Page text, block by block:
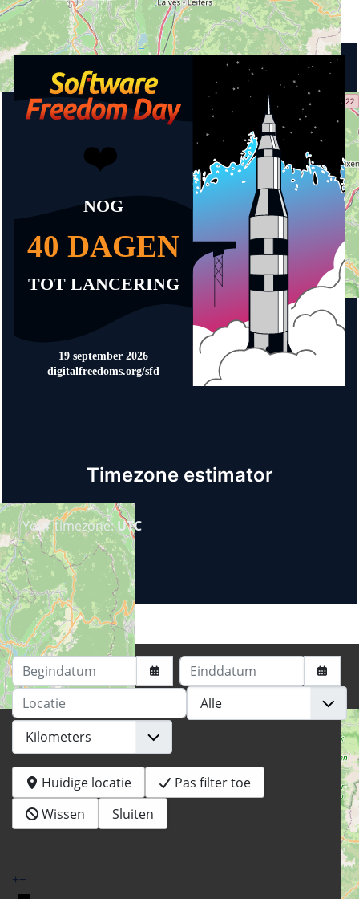
+−
Aankomende activiteiten
Timezone estimator
Your timezone:UTC
Begindatum
Einddatum
Locatie
Huidige locatie
Pas filter toe
Wissen
Sluiten